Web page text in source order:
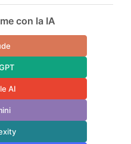
con la IA
AI